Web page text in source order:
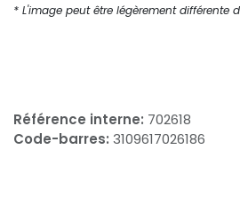
* L'image peut être légèrement différente
Référence interne: 702618
Code-barres: 3109617026186